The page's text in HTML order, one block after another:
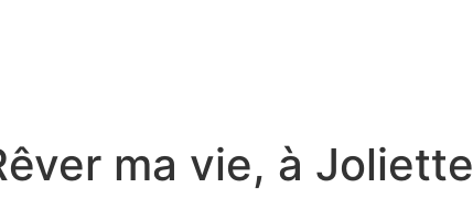
ma vie, à Joliette